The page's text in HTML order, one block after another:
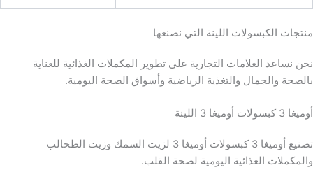
منتجات الكبسولات اللينة التي نصنعها
نحن نساعد العلامات التجارية على تطوير المكملات الغذائية للعناية
بالصحة والجمال والتغذية الرياضية وأسواق الصحة اليومية.
أوميغا 3 كبسولات أوميغا 3 اللينة
تصنيع أوميغا 3 كبسولات أوميغا 3 لزيت السمك وزيت الطحالب
والمكملات الغذائية اليومية لصحة القلب.